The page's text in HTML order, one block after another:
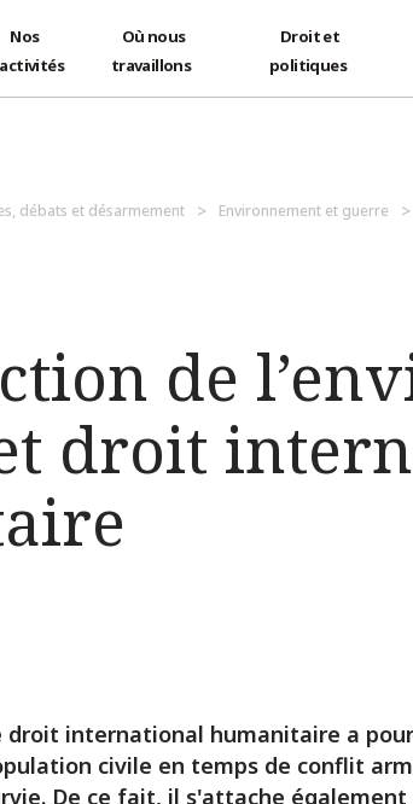
Nos
activités
Où nous
travaillons
Droit et
politiques
débats et désarmement Environnement et guerre
de
droit
droit international humanitaire a
civile en temps de conflit
De ce fait, il s'attache